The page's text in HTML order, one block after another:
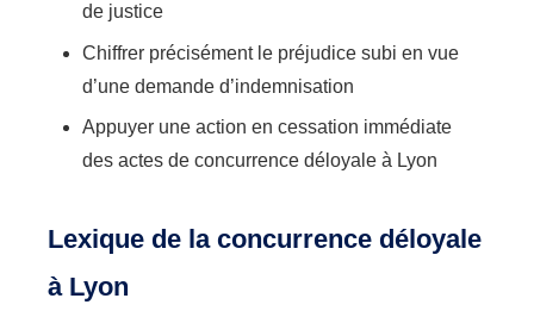
de justice
Chiffrer précisément le préjudice subi en vue
d’une demande d’indemnisation
Appuyer une action en cessation immédiate
des actes de concurrence déloyale à Lyon
Lexique de la concurrence déloyale
à Lyon